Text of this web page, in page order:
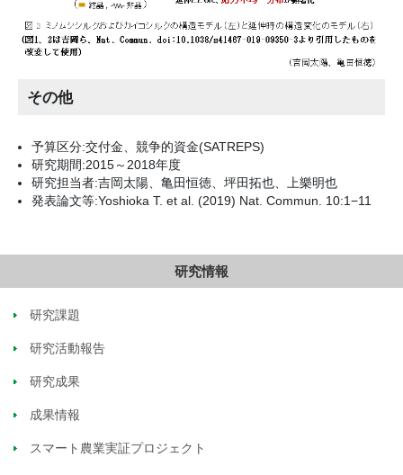
その他
予算区分:交付金、競争的資金(SATREPS)
研究期間:2015～2018年度
研究担当者:吉岡太陽、亀田恒徳、坪田拓也、上樂明也
発表論文等:Yoshioka T. et al. (2019) Nat. Commun. 10:1−11
研究情報
研究課題
研究活動報告
研究成果
成果情報
スマート農業実証プロジェクト